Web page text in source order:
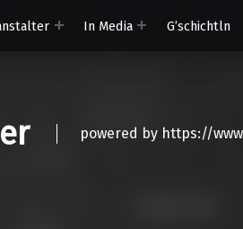
In Media G’schichtln
powered by https://